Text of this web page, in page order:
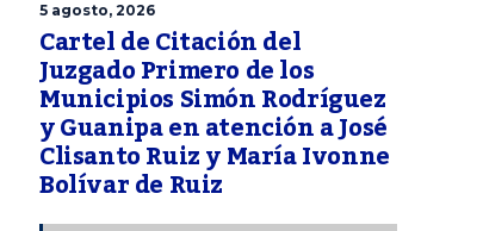
5 agosto, 2026
Cartel de Citación del
Juzgado Primero de los
Municipios Simón Rodríguez
y Guanipa en atención a José
Clisanto Ruiz y María Ivonne
Bolívar de Ruiz